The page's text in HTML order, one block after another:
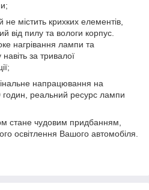
не містить крихких елементів,
від пилу та вологи корпус.
нагрівання лампи та
за тривалої
напрацювання на
годин, реальний ресурс лампи
стане чудовим придбанням,
освітлення Вашого автомобіля.